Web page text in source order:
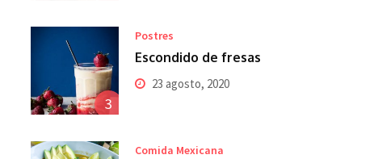
3
Postres
Escondido de fresas
23 agosto, 2020
Comida Mexicana